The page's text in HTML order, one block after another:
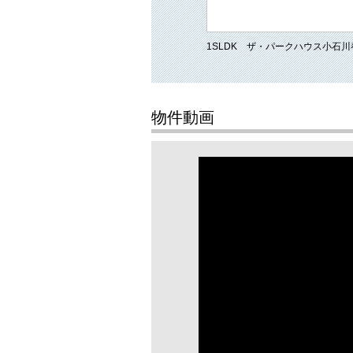
1SLDK ザ・パークハウス小石川
物件動画